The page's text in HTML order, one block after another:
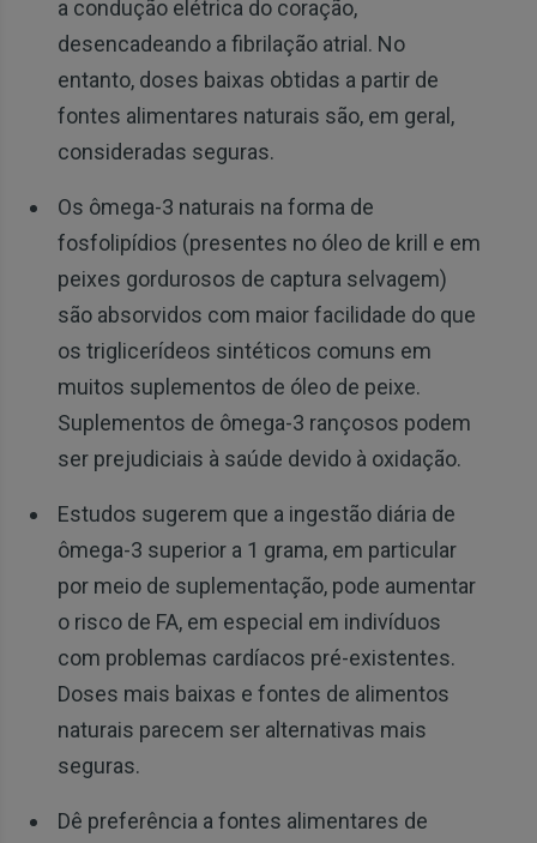
a condução elétrica do coração,
desencadeando a fibrilação atrial. No
entanto, doses baixas obtidas a partir de
fontes alimentares naturais são, em geral,
consideradas seguras.
Os ômega-3 naturais na forma de
fosfolipídios (presentes no óleo de krill e em
peixes gordurosos de captura selvagem)
são absorvidos com maior facilidade do que
os triglicerídeos sintéticos comuns em
muitos suplementos de óleo de peixe.
Suplementos de ômega-3 rançosos podem
ser prejudiciais à saúde devido à oxidação.
Estudos sugerem que a ingestão diária de
ômega-3 superior a 1 grama, em particular
por meio de suplementação, pode aumentar
o risco de FA, em especial em indivíduos
com problemas cardíacos pré-existentes.
Doses mais baixas e fontes de alimentos
naturais parecem ser alternativas mais
seguras.
Dê preferência a fontes alimentares de